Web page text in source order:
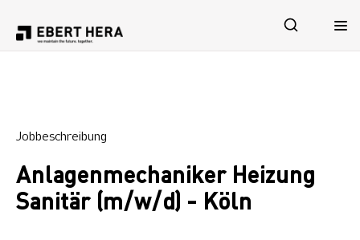
Sicherheit
Unternehmen
Jobbeschreibung
Anlagenmechaniker Heizung
Sanitär (m/w/d) - Köln